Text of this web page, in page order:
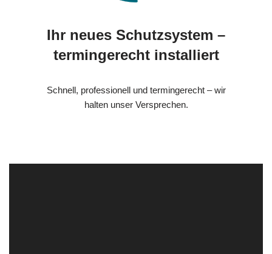
Ihr neues Schutzsystem –
termingerecht installiert
Schnell, professionell und termingerecht – wir
halten unser Versprechen.